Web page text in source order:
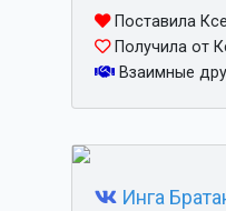
Поставила
Получила от
Взаимные
Инга